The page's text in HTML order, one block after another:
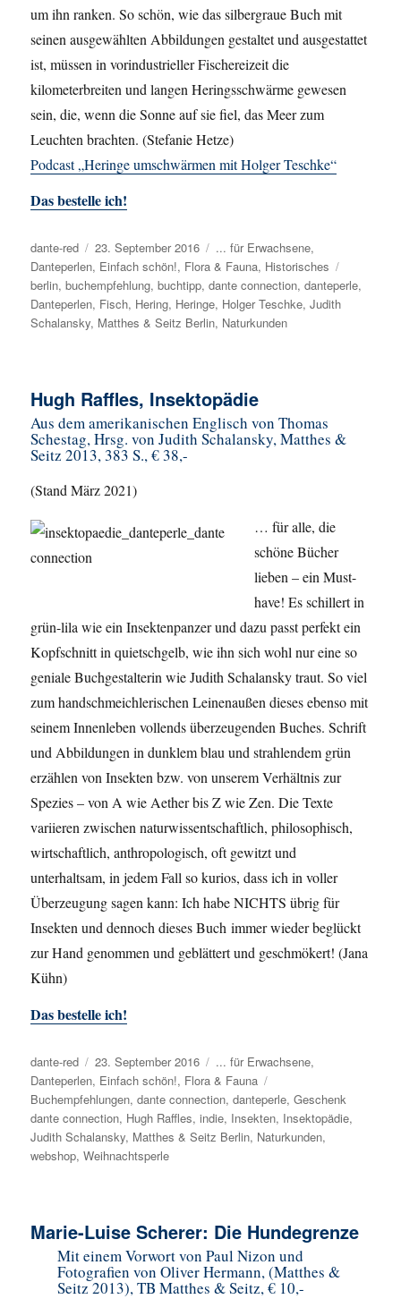
um ihn ranken. So schön, wie das silbergraue Buch mit
seinen ausgewählten Abbildungen gestaltet und ausgestattet
ist, müssen in vorindustrieller Fischereizeit die
kilometerbreiten und langen Heringsschwärme gewesen
sein, die, wenn die Sonne auf sie fiel, das Meer zum
Leuchten brachten. (Stefanie Hetze)
Podcast „Heringe umschwärmen mit Holger Teschke“
Das bestelle ich!
Autor
dante-red
Veröffentlicht
am
23. September 2016 Kategorien
... für Erwachsene,
Danteperlen, Einfach schön!, Flora & Fauna, Historisches
berlin,buchempfehlung,buchtipp,dante connection,danteperle,
Danteperlen, Fisch, Hering, Heringe, Holger Teschke,Judith
Schalansky, Matthes & Seitz Berlin, Naturkunden
Hugh Raffles, Insektopädie
Aus dem amerikanischen Englisch von Thomas
Schestag, Hrsg. von Judith Schalansky, Matthes &
Seitz 2013, 383 S., € 38,-
(Stand März 2021)
… für alle, die
schöne Bücher
lieben – ein Must-
have! Es schillert in
grün-lila wie ein Insektenpanzer und dazu passt perfekt ein
Kopfschnitt in quietschgelb, wie ihn sich wohl nur eine so
geniale Buchgestalterin wie Judith Schalansky traut. So viel
zum handschmeichlerischen Leinenaußen dieses ebenso mit
seinem Innenleben vollends überzeugenden Buches. Schrift
und Abbildungen in dunklem blau und strahlendem grün
erzählen von Insekten bzw. von unserem Verhältnis zur
Spezies – von A wie Aether bis Z wie Zen. Die Texte
variieren zwischen naturwissentschaftlich, philosophisch,
wirtschaftlich, anthropologisch, oft gewitzt und
unterhaltsam, in jedem Fall so kurios, dass ich in voller
Überzeugung sagen kann: Ich habe NICHTS übrig für
Insekten und dennoch dieses Buch immer wieder beglückt
zur Hand genommen und geblättert und geschmökert! (Jana
Kühn)
Das bestelle ich!
Autor
dante-red
Veröffentlicht
am
23. September 2016 Kategorien
... für Erwachsene,
Danteperlen, Einfach schön!, Flora & Fauna
Buchempfehlungen,dante connection,danteperle,Geschenk
dante connection, Hugh Raffles,indie, Insekten, Insektopädie,
Judith Schalansky, Matthes & Seitz Berlin, Naturkunden,
webshop,Weihnachtsperle
Marie-Luise Scherer: Die Hundegrenze
Mit einem Vorwort von Paul Nizon und
Fotografien von Oliver Hermann, (Matthes &
Seitz 2013), TB Matthes & Seitz, € 10,-